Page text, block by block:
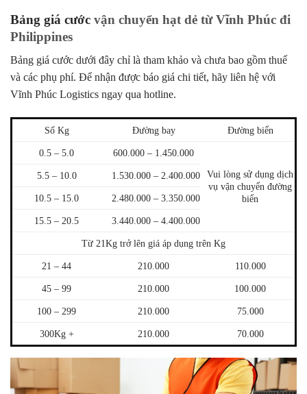
Bảng giá cước vận chuyển hạt dẻ từ Vĩnh Phúc đi
Philippines
Bảng giá cước dưới đây chỉ là tham khảo và chưa bao gồm thuế
và các phụ phí. Để nhận được báo giá chi tiết, hãy liên hệ với
Vĩnh Phúc Logistics ngay qua hotline.
Số Kg Đường bay Đường biển
0.5 – 5.0
600.000 – 1.450.000
Vui lòng sử dụng dịch
vụ vận chuyển đường
biển
5.5 – 10.0 1.530.000 – 2.400.000
10.5 – 15.0 2.480.000 – 3.350.000
15.5 – 20.5 3.440.000 – 4.400.000
Từ 21Kg trở lên giá áp dụng trên Kg
21 – 44 210.000 110.000
45 – 99 210.000 100.000
100 – 299 210.000 75.000
300Kg + 210.000 70.000